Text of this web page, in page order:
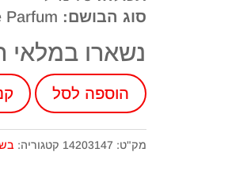
סוג הבושם:
נשארו במלאי
כמות
של
בושם
רוברטו
הוספה לסל
מק"ט: 14203147 קטגוריה: